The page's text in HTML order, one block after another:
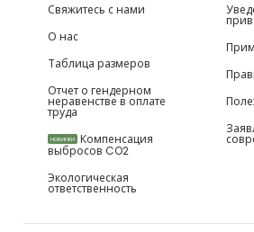
Свяжитесь с нами
О нас
Таблица размеров
Отчет о гендерном
неравенстве в оплате
труда
НОВИНКИ Компенсация
выбросов CO2
Экологическая
ответственность